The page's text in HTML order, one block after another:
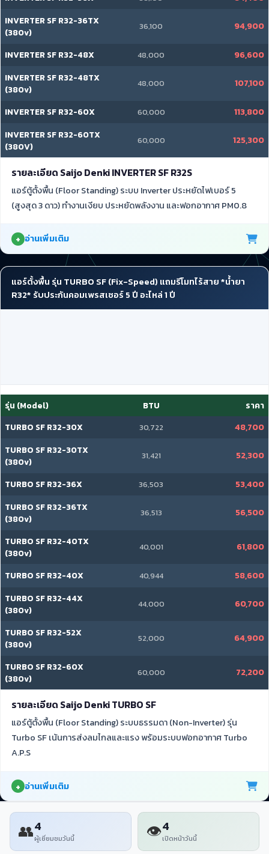
INVERTER SF R32-36TX
(380v)
36,100 94,900
INVERTER SF R32-48X 48,000 96,600
INVERTER SF R32-48TX
(380v)
48,000 107,100
INVERTER SF R32-60X 60,000 113,800
INVERTER SF R32-60TX
(380V)
60,000 125,300
รายละเอียด Saijo Denki INVERTER SF R32S
แอร์ตู้ตั้งพื้น (Floor Standing) ระบบ Inverter ประหยัดไฟเบอร์ 5
(สูงสุด 3 ดาว) ทำงานเงียบ ประหยัดพลังงาน และฟอกอากาศ PM0.8
อ่านเพิ่มเติม
แอร์ตั้งพื้น รุ่น TURBO SF (Fix-Speed) แถมรีโมทไร้สาย *น้ำยา
R32* รับประกันคอมเพรสเซอร์ 5 ปี อะไหล่ 1 ปี
รุ่น (Model) BTU
ราคา
TURBO SF R32-30X
30,722 48,700
TURBO SF R32-30TX
(380v)
31,421 52,300
TURBO SF R32-36X 36,503 53,400
TURBO SF R32-36TX
(380v)
36,513 56,500
TURBO SF R32-40TX
(380v)
40,001 61,800
TURBO SF R32-40X 40,944 58,600
TURBO SF R32-44X
(380v)
44,000 60,700
TURBO SF R32-52X
(380v)
52,000 64,900
TURBO SF R32-60X
(380v)
60,000 72,200
รายละเอียด Saijo Denki TURBO SF
แอร์ตู้ตั้งพื้น (Floor Standing) ระบบธรรมดา (Non-Inverter) รุ่น
Turbo SF เน้นการส่งลมไกลและแรง พร้อมระบบฟอกอากาศ Turbo
A.P.S
อ่านเพิ่มเติม
👥4
ผู้เยี่ยมชมวันนี้ 👁4
เปิดหน้าวันนี้